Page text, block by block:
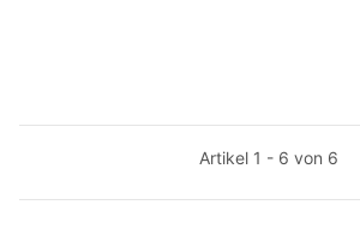
Artikel 1 - 6 von 6